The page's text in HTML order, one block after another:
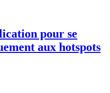
pour se
aux hotspots